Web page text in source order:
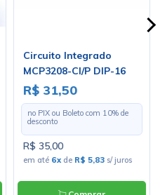
Circuito Integrado
MCP3208-CI/P DIP-16
R$ 31,50
no PIX ou Boleto com 10% de
desconto
R$ 35,00
em até 6xde R$ 5,83s/ juros